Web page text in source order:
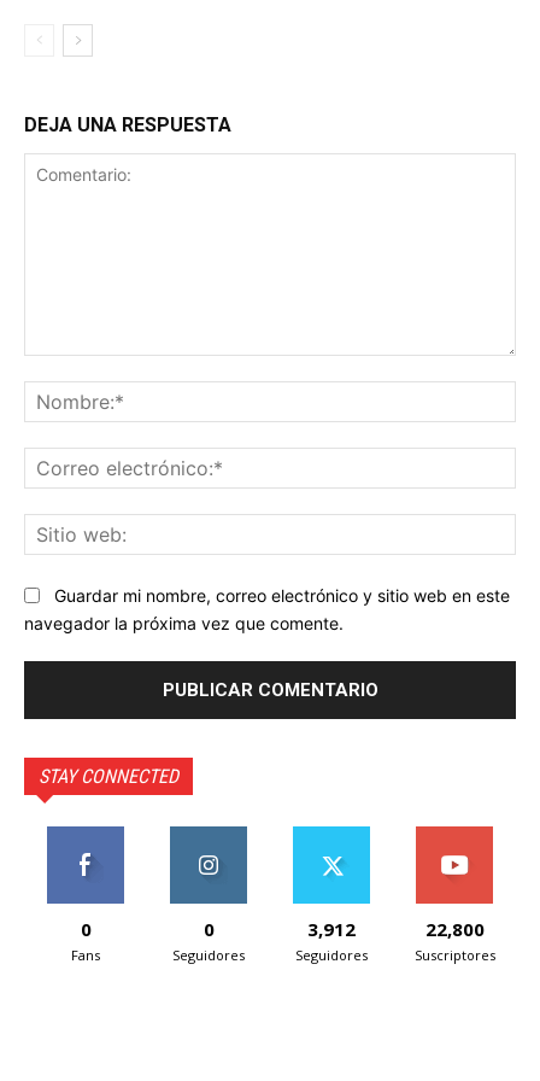
DEJA UNA RESPUESTA
Guardar mi nombre, correo electrónico y sitio web en este
navegador la próxima vez que comente.
STAY CONNECTED
0
Fans
0
Seguidores
3,912
Seguidores
22,800
Suscriptores